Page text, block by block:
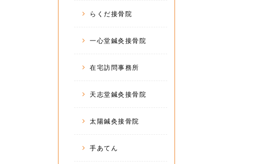
らくだ接骨院
一心堂鍼灸接骨院
在宅訪問事務所
天志堂鍼灸接骨院
太陽鍼灸接骨院
手あてん